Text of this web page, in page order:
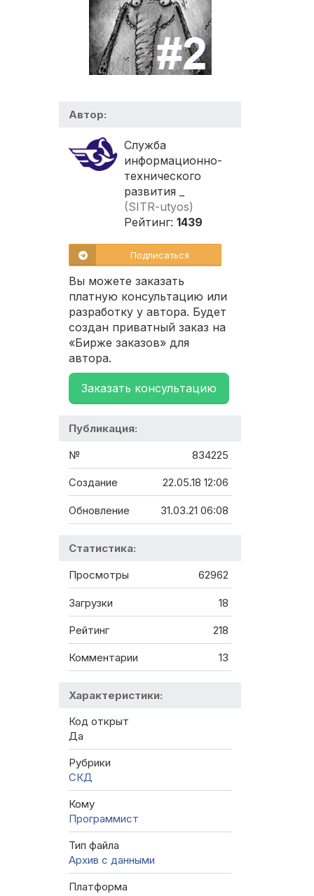
Автор:
Служба
информационно-
технического
развития _
(SITR-utyos)
Рейтинг: 1439
Подписаться
Вы можете заказать
платную консультацию или
разработку у автора. Будет
создан приватный заказ на
«Бирже заказов» для
автора.
Заказать консультацию
Публикация:
№ 834225
Создание 22.05.18 12:06
Обновление 31.03.21 06:08
Статистика:
Просмотры 62962
Загрузки 18
Рейтинг 218
Комментарии 13
Характеристики:
Код открыт
Да
Рубрики
СКД
Кому
Программист
Тип файла
Архив с данными
Платформа